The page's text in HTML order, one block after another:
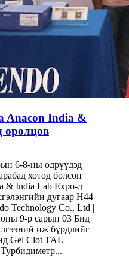
Anacon India &
оролцов
6-8-ны өдрүүдэд
хотод болсон
& India Lab Expo-д
дугаар H44
Technology Co., Ltd |
9-р сарын 03 Бид
иж бүрдлийг
Gel Clot TAL